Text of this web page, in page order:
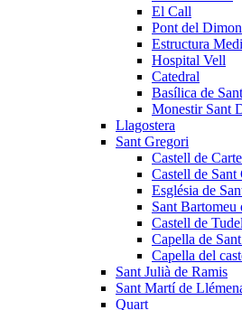
El Call
Pont del
Estructura
Hospital Vell
Catedral
Basílica de
Monestir Sant
Llagostera
Sant Gregori
Castell de
Castell de Sant
Església de
Sant Bartomeu
Castell de
Capella de
Capella del
Sant Julià de Ramis
Sant Martí de
Quart